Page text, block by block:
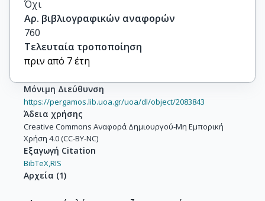
Όχι
Αρ. βιβλιογραφικών αναφορών
760
Τελευταία τροποποίηση
πριν από 7 έτη
Μόνιμη Διεύθυνση
https://pergamos.lib.uoa.gr/uoa/dl/object/2083843
Άδεια χρήσης
Creative Commons Αναφορά Δημιουργού-Μη Εμπορική
Χρήση 4.0 (CC-BY-NC)
Εξαγωγή Citation
BibTeX,RIS
Αρχεία (1)